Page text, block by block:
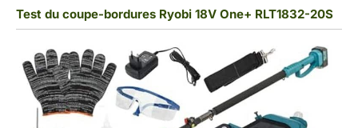
Test du coupe-bordures Ryobi 18V One+ RLT1832-20S